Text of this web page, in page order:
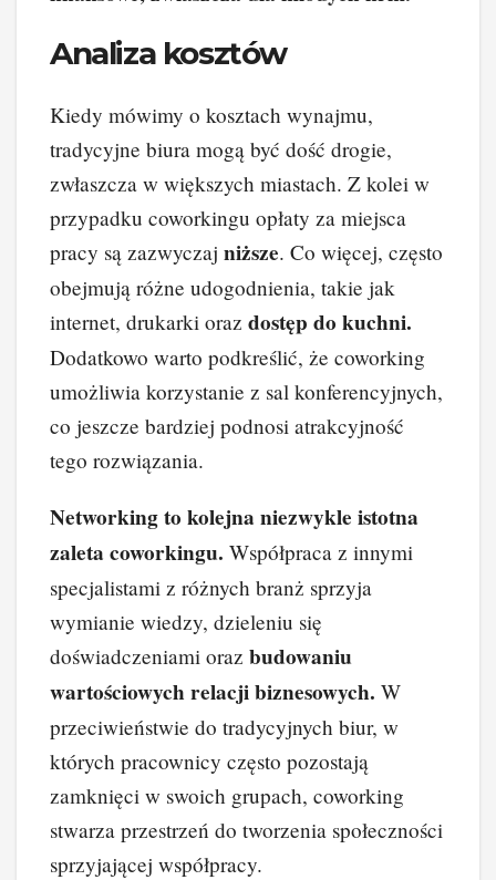
Analiza kosztów
Kiedy mówimy o kosztach wynajmu,
tradycyjne biura mogą być dość drogie,
zwłaszcza w większych miastach. Z kolei w
przypadku coworkingu opłaty za miejsca
pracy są zazwyczaj niższe. Co więcej, często
obejmują różne udogodnienia, takie jak
internet, drukarki oraz dostęp do kuchni.
Dodatkowo warto podkreślić, że coworking
umożliwia korzystanie z sal konferencyjnych,
co jeszcze bardziej podnosi atrakcyjność
tego rozwiązania.
Networking to kolejna niezwykle istotna
zaleta coworkingu. Współpraca z innymi
specjalistami z różnych branż sprzyja
wymianie wiedzy, dzieleniu się
doświadczeniami oraz budowaniu
wartościowych relacji biznesowych. W
przeciwieństwie do tradycyjnych biur, w
których pracownicy często pozostają
zamknięci w swoich grupach, coworking
stwarza przestrzeń do tworzenia społeczności
sprzyjającej współpracy.